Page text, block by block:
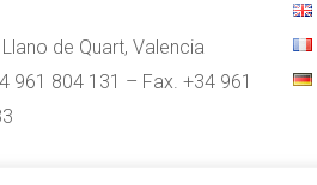
de Quart, Valencia
961 804 131 – Fax. +34 961